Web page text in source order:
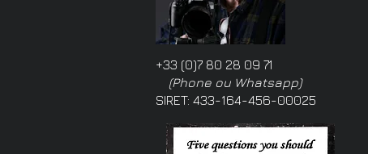
+33 (0)7 80 28 09 71
(Phone ou Whatsapp)
SIRET: 433-164-456-00025